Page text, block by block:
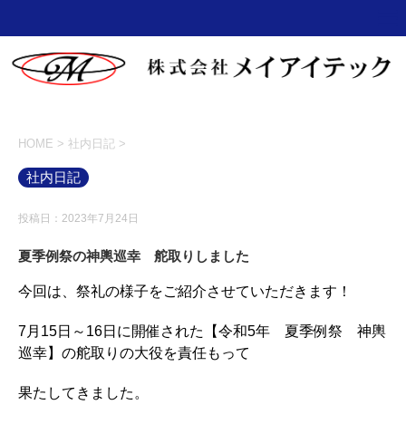
HOME > 社内日記 >
社内日記
投稿日：2023年7月24日
夏季例祭の神輿巡幸 舵取りしました
今回は、祭礼の様子をご紹介させていただきます！
7月15日～16日に開催された【令和5年 夏季例祭 神輿
巡幸】の舵取りの大役を責任もって
果たしてきました。